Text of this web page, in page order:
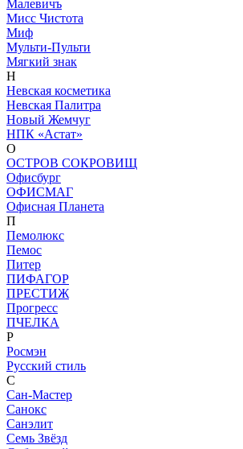
Малевичъ
Мисс Чистота
Миф
Мульти-Пульти
Мягкий знак
Н
Невская косметика
Невская Палитра
Новый Жемчуг
НПК «Астат»
О
ОСТРОВ СОКРОВИЩ
Офисбург
ОФИСМАГ
Офисная Планета
П
Пемолюкс
Пемос
Питер
ПИФАГОР
ПРЕСТИЖ
Прогресс
ПЧЕЛКА
Р
Росмэн
Русский стиль
С
Сан-Мастер
Санокс
Санэлит
Семь Звёзд